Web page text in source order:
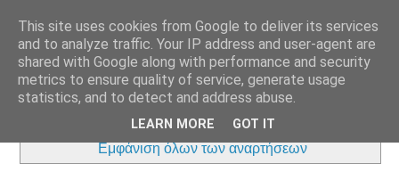
Εμφάνιση αναρτήσεων με ετικέταΚαθαρή Δευτέρα
Εμφάνιση όλων των αναρτήσεων
This site uses cookies from Google to deliver its services
and to analyze traffic. Your IP address and user-agent are
shared with Google along with performance and security
metrics to ensure quality of service, generate usage
statistics, and to detect and address abuse.
LEARN MORE GOT IT